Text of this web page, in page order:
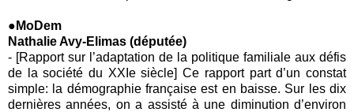
●MoDem
Nathalie Avy-Elimas (députée)
- [Rapport sur l’adaptation de la politique familiale aux défis
de la société du XXIe siècle] Ce rapport part d’un constat
simple: la démographie française est en baisse. Sur les dix
dernières années, on a assisté à une diminution d’environ